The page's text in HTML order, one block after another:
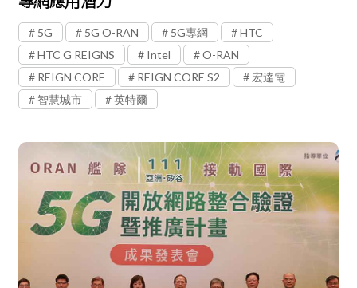
5G 5G O-RAN 5G專網
HTC
HTC G REIGNS
Intel
O-RAN
REIGN CORE
REIGN CORE S2
宏達電
智慧城市
英特爾